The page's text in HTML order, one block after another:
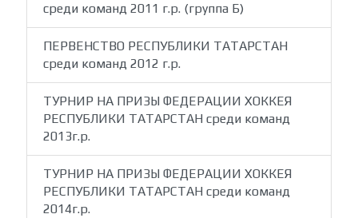
среди команд 2011 г.р. (группа Б)
ПЕРВЕНСТВО РЕСПУБЛИКИ ТАТАРСТАН
среди команд 2012 г.р.
ТУРНИР НА ПРИЗЫ ФЕДЕРАЦИИ ХОККЕЯ
РЕСПУБЛИКИ ТАТАРСТАН среди команд
2013г.р.
ТУРНИР НА ПРИЗЫ ФЕДЕРАЦИИ ХОККЕЯ
РЕСПУБЛИКИ ТАТАРСТАН среди команд
2014г.р.